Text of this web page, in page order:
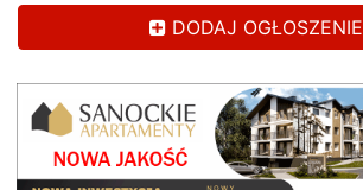
DODAJ OGŁOSZENIE